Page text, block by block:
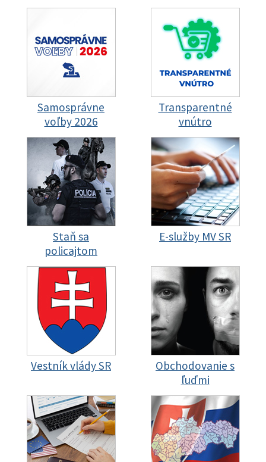
Samosprávne
voľby 2026
Transparentné
vnútro
Staň sa
policajtom
E-služby MV SR
Vestník vlády SR
Obchodovanie s
ľuďmi